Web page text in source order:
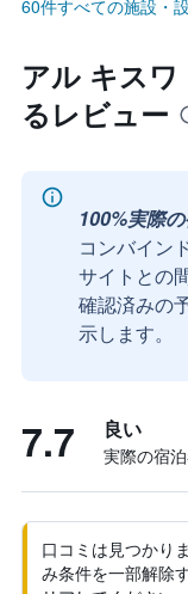
60件すべての施設・
アル キス
るレビュー
100%実際の
コンバイン
サイトとの
確認済みの
示します。
7.7 良い
実際の宿
口コミは見つかり
み条件を一部解除